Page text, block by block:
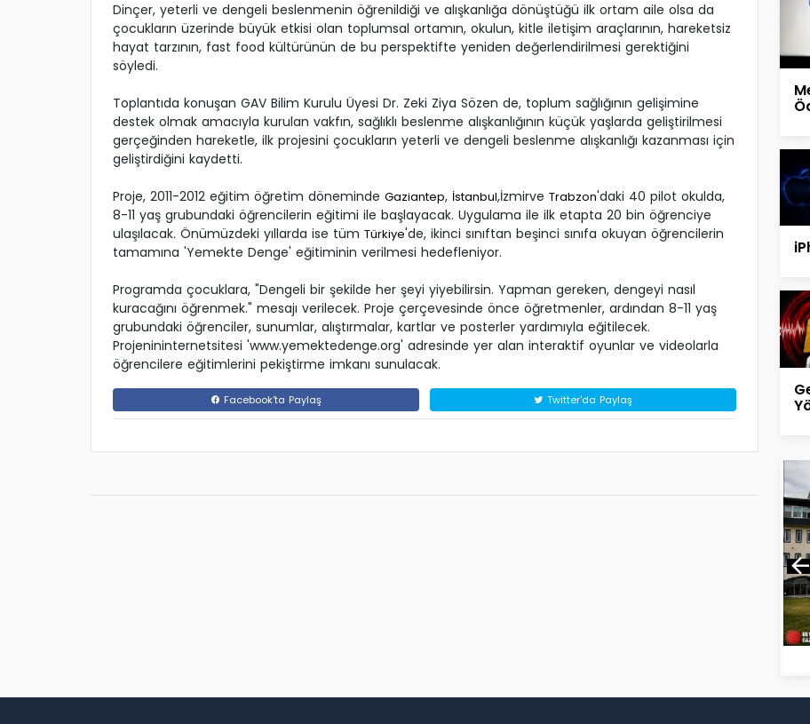
Dinçer, yeterli ve dengeli beslenmenin öğrenildiği ve alışkanlığa dönüştüğü ilk ortam aile olsa da
çocukların üzerinde büyük etkisi olan toplumsal ortamın, okulun, kitle iletişim araçlarının, hareketsiz
hayat tarzının, fast food kültürünün de bu perspektifte yeniden değerlendirilmesi gerektiğini
söyledi.
Toplantıda konuşan GAV Bilim Kurulu Üyesi Dr. Zeki Ziya Sözen de, toplum sağlığının gelişimine
destek olmak amacıyla kurulan vakfın, sağlıklı beslenme alışkanlığının küçük yaşlarda geliştirilmesi
gerçeğinden hareketle, ilk projesini çocukların yeterli ve dengeli beslenme alışkanlığı kazanması için
geliştirdiğini kaydetti.
Proje, 2011-2012 eğitim öğretim döneminde Gaziantep, İstanbul,İzmirve Trabzon'daki 40 pilot okulda,
8-11 yaş grubundaki öğrencilerin eğitimi ile başlayacak. Uygulama ile ilk etapta 20 bin öğrenciye
ulaşılacak. Önümüzdeki yıllarda ise tüm Türkiye'de, ikinci sınıftan beşinci sınıfa okuyan öğrencilerin
tamamına 'Yemekte Denge' eğitiminin verilmesi hedefleniyor.
Programda çocuklara, "Dengeli bir şekilde her şeyi yiyebilirsin. Yapman gereken, dengeyi nasıl
kuracağını öğrenmek." mesajı verilecek. Proje çerçevesinde önce öğretmenler, ardından 8-11 yaş
grubundaki öğrenciler, sunumlar, alıştırmalar, kartlar ve posterler yardımıyla eğitilecek.
Projenininternetsitesi 'www.yemektedenge.org' adresinde yer alan interaktif oyunlar ve videolarla
öğrencilere eğitimlerini pekiştirme imkanı sunulacak.
Facebook'ta Paylaş Twitter'da Paylaş